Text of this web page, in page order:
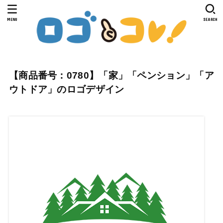
SEARCH
MENU
【商品番号：0780】「家」「ペンション」「ア
ウトドア」のロゴデザイン